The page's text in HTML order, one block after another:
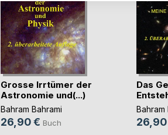
Grosse Irrtümer der
Astronomie und(...)
Bahram Bahrami
26,90 € Buch
Das
Bahram